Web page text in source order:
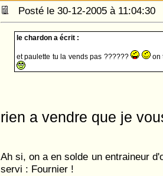
Posté le 30-12-2005 à
le chardon a écrit :
et paulette tu la vends pas ?????? on
rien a vendre que je
Ah si, on a en solde un entraineur
servi : Fournier !